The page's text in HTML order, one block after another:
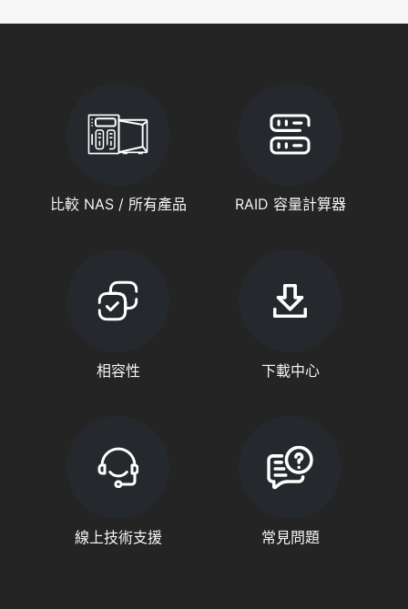
比較 NAS / 所有產品 RAID 容量計算器
相容性 下載中心
線上技術支援 常見問題